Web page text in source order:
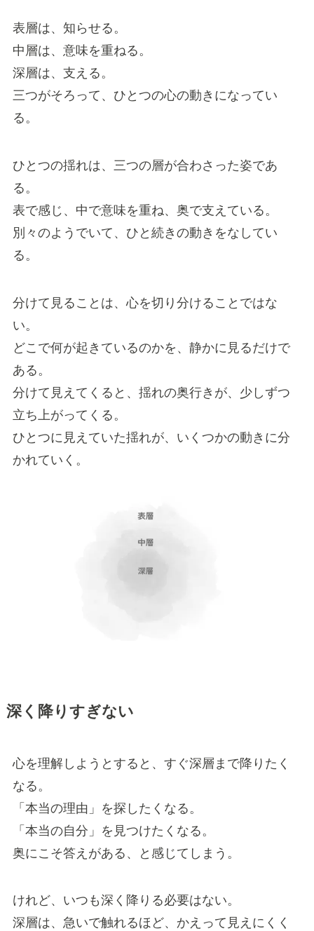
表層は、知らせる。
中層は、意味を重ねる。
深層は、支える。
三つがそろって、ひとつの心の動きになってい
る。
ひとつの揺れは、三つの層が合わさった姿であ
る。
表で感じ、中で意味を重ね、奥で支えている。
別々のようでいて、ひと続きの動きをなしてい
る。
分けて見ることは、心を切り分けることではな
い。
どこで何が起きているのかを、静かに見るだけで
ある。
分けて見えてくると、揺れの奥行きが、少しずつ
立ち上がってくる。
ひとつに見えていた揺れが、いくつかの動きに分
かれていく。
深く降りすぎない
心を理解しようとすると、すぐ深層まで降りたく
なる。
「本当の理由」を探したくなる。
「本当の自分」を見つけたくなる。
奥にこそ答えがある、と感じてしまう。
けれど、いつも深く降りる必要はない。
深層は、急いで触れるほど、かえって見えにくく